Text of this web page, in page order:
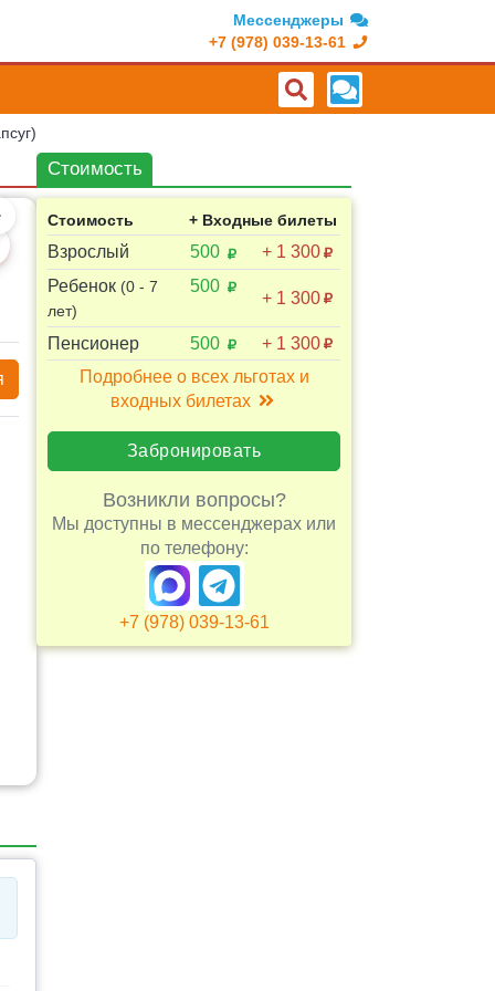
Мессенджеры
+7 (978) 039-13-61
Стоимость
Стоимость + Входные билеты
Взрослый 500
+ 1 300
Ребенок (0 - 7
лет)
500
+ 1 300
Пенсионер 500
+ 1 300
Подробнее о всех льготах и
входных билетах
Забронировать
Возникли вопросы?
Мы доступны в мессенджерах или
по телефону:
+7 (978) 039-13-61